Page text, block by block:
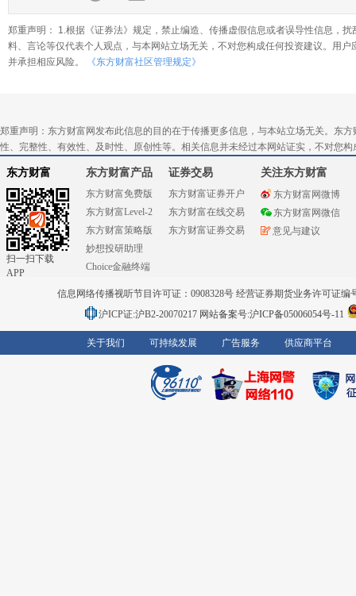
郑重声明： 1.根据《证券法》规定，禁止编造、传播虚假信息或者误导性信息，
料、言论等仅代表个人观点，与本网站立场无关，不对您构成任何投资建议。用
并承担相应风险。
《东方财富社区管理规定》
郑重声明：东方财富网发布此信息的目的在于传播更多信息，与本站立场无关。东
性、完整性、有效性、及时性、原创性等。相关信息并未经过本网站证实，不对您
东方财富
扫一扫下载
APP
东方财富产品
东方财富免费版
东方财富Level-2
东方财富策略版
妙想投研助理
Choice金融终端
证券交易
东方财富证券开户
东方财富在线交易
东方财富证券交易
关注东方财富
东方财富网微博
东方财富网微信
意见与建议
信息网络传播视听节目许可证：0908328号 经营证券期货业务许可证编
沪ICP证:沪B2-20070217 网站备案号:沪ICP备05006054号-11
关于我们 可持续发展 广告服务 供应商平台